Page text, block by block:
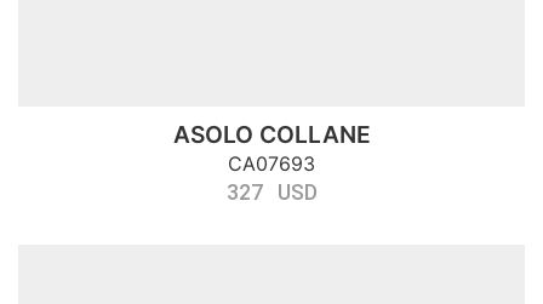
ASOLO COLLANE
CA07693
327 USD